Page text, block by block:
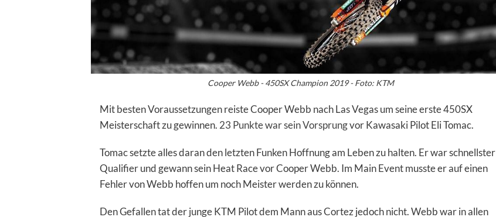
Cooper Webb - 450SX Champion 2019 - Foto: KTM
Mit besten Voraussetzungen reiste Cooper Webb nach Las Vegas um seine erste 450SX
Meisterschaft zu gewinnen. 23 Punkte war sein Vorsprungvor Kawasaki Pilot Eli Tomac.
Tomac setzte alles daran den letzten Funken Hoffnung am Leben zu halten. Er war schnellster
Qualifier und gewann sein Heat Race vor Cooper Webb. Im Main Event musste er auf einen
Fehler von Webb hoffen um noch Meister werden zu können.
Den Gefallen tat der junge KTM Pilot dem Mann aus Cortez jedoch nicht. Webb war in allen